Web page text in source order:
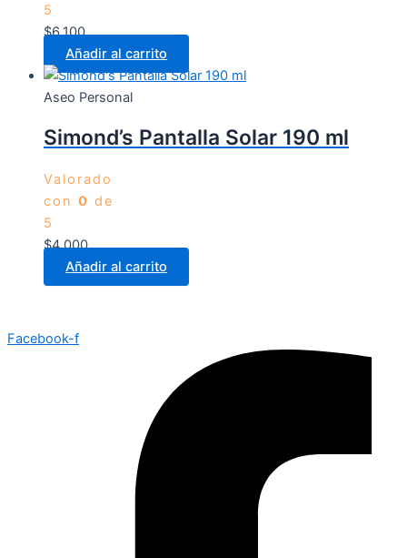
5
$6.100
Añadir al carrito
Aseo Personal
Simond’s Pantalla Solar 190 ml
Valorado
con 0 de
5
$4.000
Añadir al carrito
Facebook-f